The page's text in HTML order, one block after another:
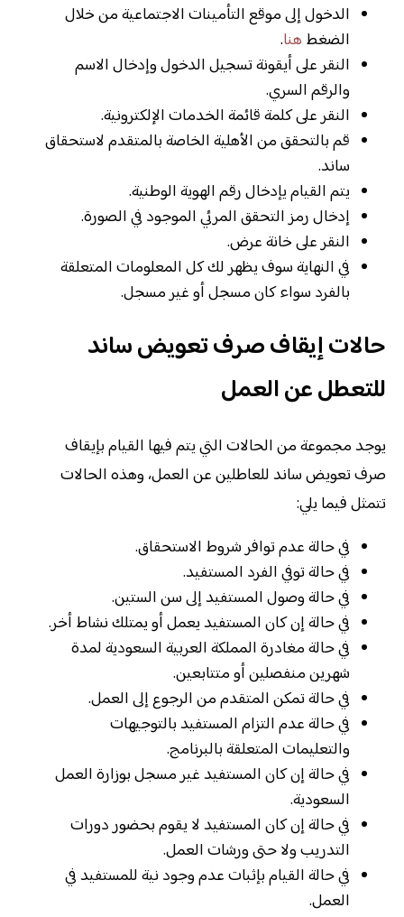
الدخول إلى موقع التأمينات الاجتماعية من خلال
الضغط هنا.
النقر على أيقونة تسجيل الدخول وإدخال الاسم
والرقم السري.
النقر على كلمة قائمة الخدمات الإلكترونية.
قم بالتحقق من الأهلية الخاصة بالمتقدم لاستحقاق
ساند.
يتم القيام يإدخال رقم الهوية الوطنية.
إدخال رمز التحقق المرئي الموجود في الصورة.
النقر على خانة عرض.
في النهاية سوف يظهر لك كل المعلومات المتعلقة
بالفرد سواء كان مسجل أو غير مسجل.
حالات إيقاف صرف تعويض ساند
للتعطل عن العمل
يوجد مجموعة من الحالات التي يتم فيها القيام بإيقاف
صرف تعويض ساند للعاطلين عن العمل، وهذه الحالات
تتمثل فيما يلي:
في حالة عدم توافر شروط الاستحقاق.
في حالة توفي الفرد المستفيد.
في حالة وصول المستفيد إلى سن الستين.
في حالة إن كان المستفيد يعمل أو يمتلك نشاط أخر.
في حالة مغادرة المملكة العربية السعودية لمدة
شهرين منفصلين أو متتابعين.
في حالة تمكن المتقدم من الرجوع إلى العمل.
في حالة عدم التزام المستفيد بالتوجيهات
والتعليمات المتعلقة بالبرنامج.
في حالة إن كان المستفيد غير مسجل بوزارة العمل
السعودية.
في حالة إن كان المستفيد لا يقوم بحضور دورات
التدريب ولا حتى ورشات العمل.
في حالة القيام بإثبات عدم وجود نية للمستفيد في
العمل.